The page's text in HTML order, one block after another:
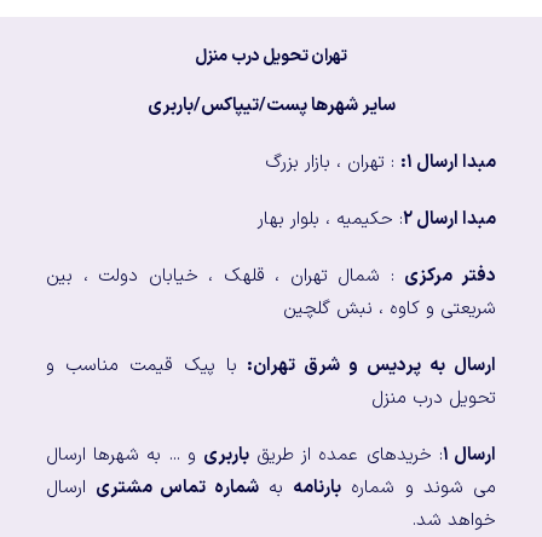
تهران تحویل درب منزل
سایر شهرها پست/تیپاکس/باربری
مبدا ارسال ۱: : تهران ، بازار بزرگ
مبدا ارسال ۲ : حکیمیه ، بلوار بهار
دفتر مرکزی : شمال تهران ، قلهک ، خیابان دولت ، بین
شریعتی و کاوه ، نبش گلچین
ارسال به پردیس و شرق تهران: با پیک قیمت مناسب و
تحویل درب منزل
ارسال ۱ : خریدهای عمده از طریقباربری و ... به شهرها ارسال
می شوند و شماره بارنامه بهشماره تماس مشتری ارسال
خواهد شد.